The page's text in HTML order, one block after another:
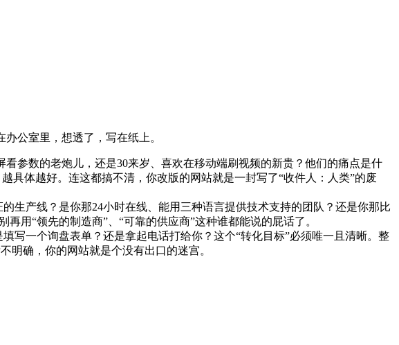
公室里，想透了，写在纸上。
参数的老炮儿，还是30来岁、喜欢在移动端刷视频的新贵？他们的痛点是什
具体越好。连这都搞不清，你改版的网站就是一封写了“收件人：人类”的废
生产线？是你那24小时在线、能用三种语言提供技术支持的团队？还是你那比
用“领先的制造商”、“可靠的供应商”这种谁都能说的屁话了。
写一个询盘表单？还是拿起电话打给你？这个“转化目标”必须唯一且清晰。整
明确，你的网站就是个没有出口的迷宫。